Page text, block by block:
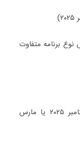
نوع برنامه متفاوت
: سپتامبر ۲۰۲۵ یا مارس